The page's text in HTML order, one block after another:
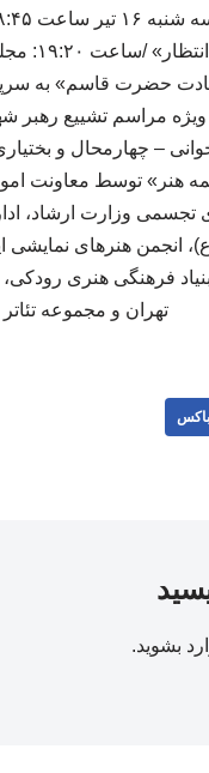
اجرای
هنر» توسط معاونت
تجسمی وزارت ارشاد،
بنیاد فرهنگی هنری
تهران و مجموعه تئاتر
بشوید.